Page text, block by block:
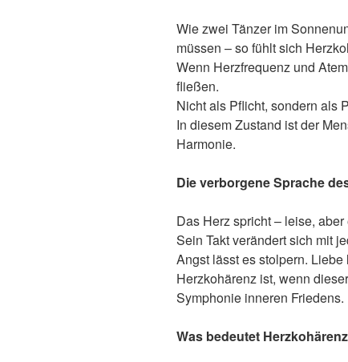
Wie zwei Tänzer im
müssen – so fühlt sich
Wenn Herzfrequenz und
fließen.
Nicht als Pflicht, sondern als
In diesem Zustand ist der
Harmonie.
Die verborgene Sprache
Das Herz spricht – leise,
Sein Takt verändert sich mit
Angst lässt es stolpern. Liebe
Herzkohärenz ist, wenn
Symphonie inneren Friedens.
Was bedeutet Herzkohä